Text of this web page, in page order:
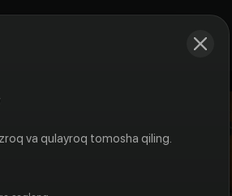
va qulayroq tomosha qiling.